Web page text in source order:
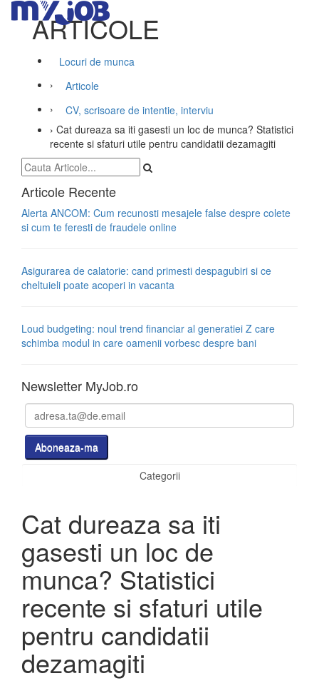
ARTICOLE
Locuri de munca
›
Articole
›
CV, scrisoare de intentie, interviu
› Cat dureaza sa iti gasesti un loc de munca? Statistici
recente si sfaturi utile pentru candidatii dezamagiti
Articole Recente
Alerta ANCOM: Cum recunosti mesajele false despre colete
si cum te feresti de fraudele online
Asigurarea de calatorie: cand primesti despagubiri si ce
cheltuieli poate acoperi in vacanta
Loud budgeting: noul trend financiar al generatiei Z care
schimba modul in care oamenii vorbesc despre bani
Newsletter MyJob.ro
Categorii
Cat dureaza sa iti
gasesti un loc de
munca? Statistici
recente si sfaturi utile
pentru candidatii
dezamagiti